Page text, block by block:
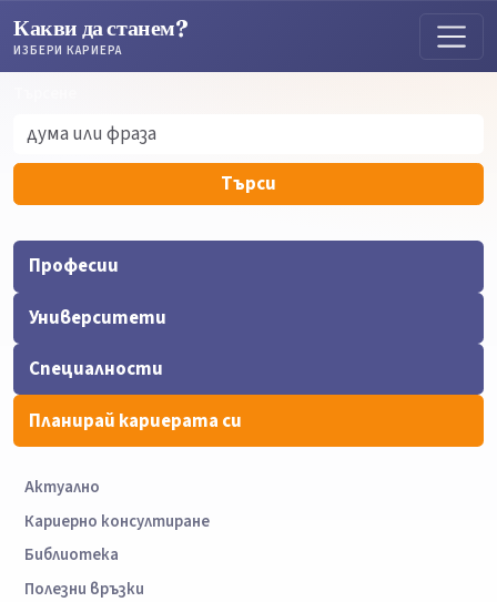
Какви да станем?
ИЗБЕРИ КАРИЕРА
Търси
Професии
Университети
Специалности
Планирай кариерата си
Актуално
Кариерно консултиране
Библиотека
Полезни връзки